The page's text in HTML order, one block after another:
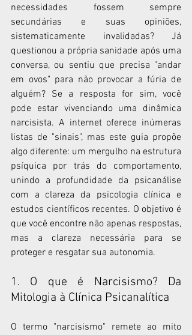
necessidades fossem sempre
secundárias e suas opiniões,
sistematicamente invalidadas? Já
questionou a própria sanidade após uma
conversa, ou sentiu que precisa "andar
em ovos" para não provocar a fúria de
alguém? Se a resposta for sim, você
pode estar vivenciando uma dinâmica
narcisista. A internet oferece inúmeras
listas de "sinais", mas este guia propõe
algo diferente: um mergulho na estrutura
psíquica por trás do comportamento,
unindo a profundidade da psicanálise
com a clareza da psicologia clínica e
estudos científicos recentes. O objetivo é
que você encontre não apenas respostas,
mas a clareza necessária para se
proteger e resgatar sua autonomia.
1. O que é Narcisismo? Da
Mitologia à Clínica Psicanalítica
O termo "narcisismo" remete ao mito